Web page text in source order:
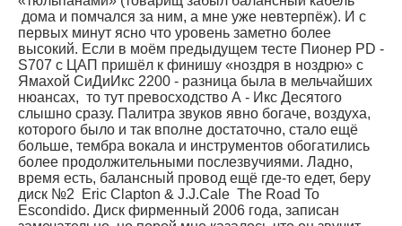
дома и помчался за ним, а мне уже невтерпёж). И с
первых минут ясно что уровень заметно более
высокий. Если в моём предыдущем тесте Пионер PD -
S707 с ЦАП пришёл к финишу «ноздря в ноздрю» с
Ямахой СиДиИкс 2200 - разница была в мельчайших
нюансах, то тут превосходство А - Икс Десятого
слышно сразу. Палитра звуков явно богаче, воздуха,
которого было и так вполне достаточно, стало ещё
больше, тембра вокала и инструментов обогатились
более продолжительными послезвучиями. Ладно,
время есть, балансный провод ещё где-то едет, беру
диск №2 Eric Clapton & J.J.Cale The Road To
Escondido. Диск фирменный 2006 года, записан